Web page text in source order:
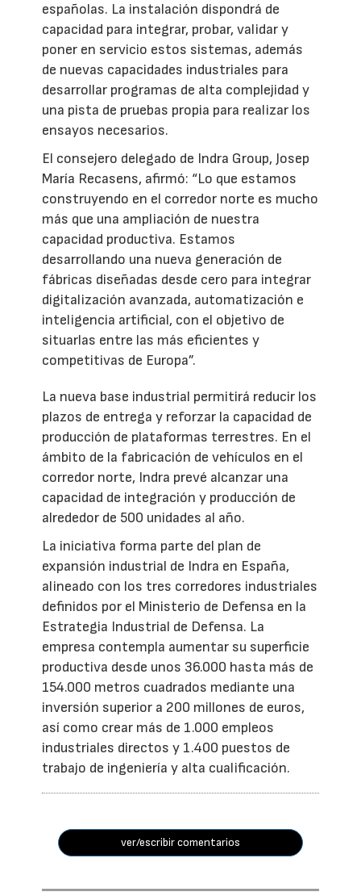
españolas. La instalación dispondrá de
capacidad para integrar, probar, validar y
poner en servicio estos sistemas, además
de nuevas capacidades industriales para
desarrollar programas de alta complejidad y
una pista de pruebas propia para realizar los
ensayos necesarios.
El consejero delegado de Indra Group, Josep
María Recasens, afirmó: “Lo que estamos
construyendo en el corredor norte es mucho
más que una ampliación de nuestra
capacidad productiva. Estamos
desarrollando una nueva generación de
fábricas diseñadas desde cero para integrar
digitalización avanzada, automatización e
inteligencia artificial, con el objetivo de
situarlas entre las más eficientes y
competitivas de Europa”.
La nueva base industrial permitirá reducir los
plazos de entrega y reforzar la capacidad de
producción de plataformas terrestres. En el
ámbito de la fabricación de vehículos en el
corredor norte, Indra prevé alcanzar una
capacidad de integración y producción de
alrededor de 500 unidades al año.
La iniciativa forma parte del plan de
expansión industrial de Indra en España,
alineado con los tres corredores industriales
definidos por el Ministerio de Defensa en la
Estrategia Industrial de Defensa. La
empresa contempla aumentar su superficie
productiva desde unos 36.000 hasta más de
154.000 metros cuadrados mediante una
inversión superior a 200 millones de euros,
así como crear más de 1.000 empleos
industriales directos y 1.400 puestos de
trabajo de ingeniería y alta cualificación.
ver/escribir comentarios